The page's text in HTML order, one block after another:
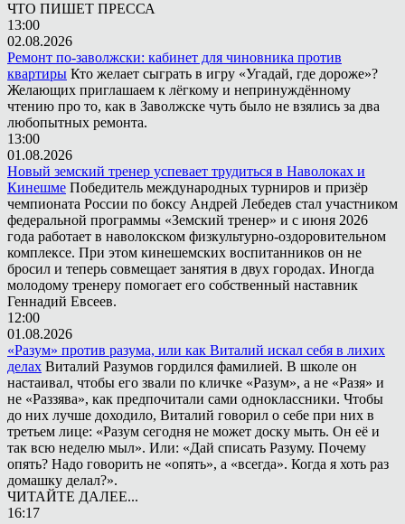
ЧТО ПИШЕТ ПРЕССА
13:00
02.08.2026
Ремонт по-заволжски: кабинет для чиновника против
квартиры Кто желает сыграть в игру «Угадай, где дороже»?
Желающих приглашаем к лёгкому и непринуждённому
чтению про то, как в Заволжске чуть было не взялись за два
любопытных ремонта.
13:00
01.08.2026
Новый земский тренер успевает трудиться в Наволоках и
Кинешме Победитель международных турниров и призёр
чемпионата России по боксу Андрей Лебедев стал участником
федеральной программы «Земский тренер» и с июня 2026
года работает в наволокском физкультурно-оздоровительном
комплексе. При этом кинешемских воспитанников он не
бросил и теперь совмещает занятия в двух городах. Иногда
молодому тренеру помогает его собственный наставник
Геннадий Евсеев.
12:00
01.08.2026
«Разум» против разума, или как Виталий искал себя в лихих
делах Виталий Разумов гордился фамилией. В школе он
настаивал, чтобы его звали по кличке «Разум», а не «Разя» и
не «Раззява», как предпочитали сами одноклассники. Чтобы
до них лучше доходило, Виталий говорил о себе при них в
третьем лице: «Разум сегодня не может доску мыть. Он её и
так всю неделю мыл». Или: «Дай списать Разуму. Почему
опять? Надо говорить не «опять», а «всегда». Когда я хоть раз
домашку делал?».
ЧИТАЙТЕ ДАЛЕЕ...
16:17